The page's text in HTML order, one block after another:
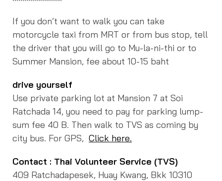
If you don’t want to walk you can take
motorcycle taxi from MRT or from bus stop, tell
the driver that you will go to Mu-la-ni-thi or to
Summer Mansion, fee about 10-15 baht
drive yourself
Use private parking lot at Mansion 7 at Soi
Ratchada 14, you need to pay for parking lump-
sum fee 40 B. Then walk to TVS as coming by
city bus. For GPS, Click here.
Contact : Thai Volunteer Service (TVS)
409 Ratchadapesek, Huay Kwang, Bkk 10310